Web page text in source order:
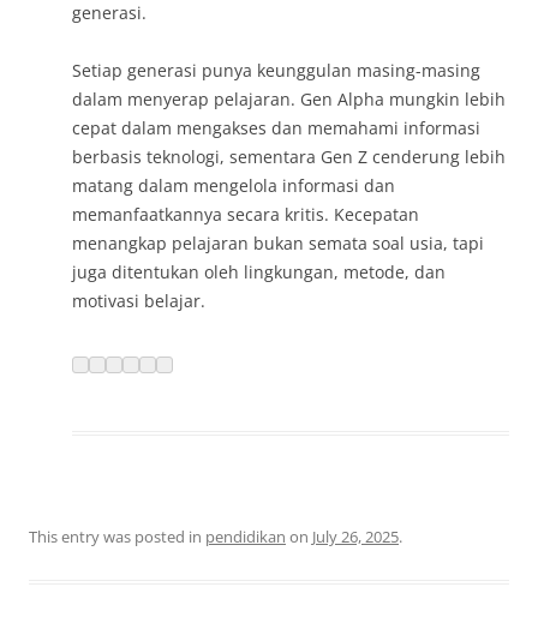
generasi.
Setiap generasi punya keunggulan masing-masing
dalam menyerap pelajaran. Gen Alpha mungkin lebih
cepat dalam mengakses dan memahami informasi
berbasis teknologi, sementara Gen Z cenderung lebih
matang dalam mengelola informasi dan
memanfaatkannya secara kritis. Kecepatan
menangkap pelajaran bukan semata soal usia, tapi
juga ditentukan oleh lingkungan, metode, dan
motivasi belajar.
This entry was posted in pendidikan on July 26, 2025.